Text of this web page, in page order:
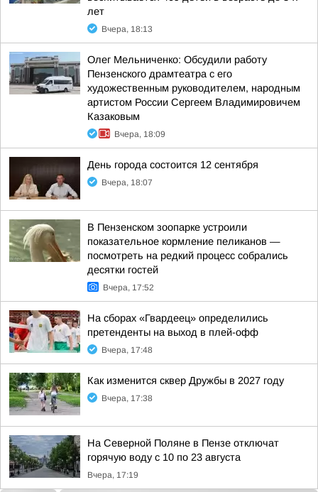
лет
Вчера, 18:13
Олег Мельниченко: Обсудили работу
Пензенского драмтеатра с его
художественным руководителем, народным
артистом России Сергеем Владимировичем
Казаковым
Вчера, 18:09
День города состоится 12 сентября
Вчера, 18:07
В Пензенском зоопарке устроили
показательное кормление пеликанов —
посмотреть на редкий процесс собрались
десятки гостей
Вчера, 17:52
На сборах «Гвардеец» определились
претенденты на выход в плей-офф
Вчера, 17:48
Как изменится сквер Дружбы в 2027 году
Вчера, 17:38
На Северной Поляне в Пензе отключат
горячую воду с 10 по 23 августа
Вчера, 17:19